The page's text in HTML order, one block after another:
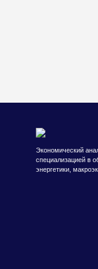
Экономический
специализацией в
энергетики,